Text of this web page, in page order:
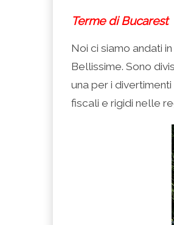
Terme di Bucarest
Noi ci siamo andati
Bellissime. Sono
una per i
fiscali e rigidi nelle